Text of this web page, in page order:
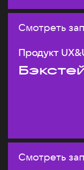
Смотреть
Продукт
Смотреть